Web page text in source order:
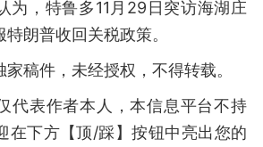
为，特鲁多11月29日突访海湖庄
朗普收回关税政策。
稿件，未经授权，不得转载。
代表作者本人，本信息平台不持
在下方【顶/踩】按钮中亮出您的